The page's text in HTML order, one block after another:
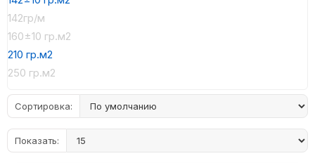
142гр/м
160±10 гр.м2
210 гр.м2
250 гр.м2
Сортировка:
Показать: